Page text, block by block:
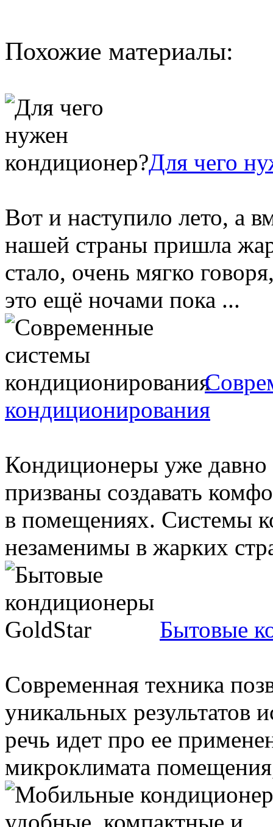
Похожие материалы:
Для чего
Вот и наступило лето, а
нашей страны пришла
стало, очень мягко
это ещё ночами пока ...
кондиционирования
Кондиционеры уже
призваны создавать
в помещениях. Системы
незаменимы в жарких
Бытовые
Современная техника
уникальных результатов
речь идет про ее
микроклимата